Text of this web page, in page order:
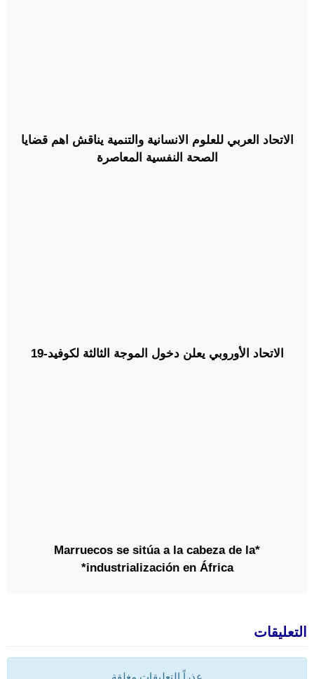
الاتحاد العربي للعلوم الانسانية والتنمية يناقش اهم قضايا
الصحة النفسية المعاصرة
الاتحاد الأوروبي يعلن دخول الموجة الثالثة لكوفيد-19
*Marruecos se sitúa a la cabeza de la
industrialización en África*
التعليقات
عذراً التعليقات مغلقة